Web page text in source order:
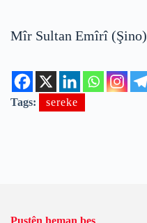
Mîr Sultan Emîrî (Şino)
Tags: sereke